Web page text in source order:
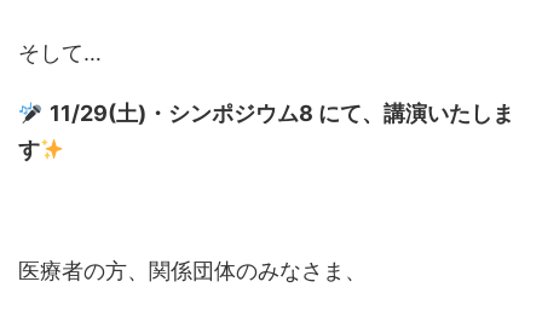
そして…
11/29(土)・シンポジウム8 にて、講演いたしま
す
医療者の方、関係団体のみなさま、